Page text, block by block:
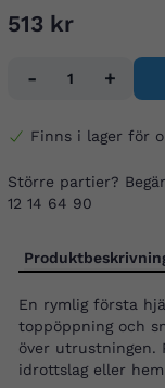
513 kr
- +
Finns i lager för
Större partier?
12 14 64 90
En rymlig första
toppöppning och
över utrustningen.
idrottslag eller